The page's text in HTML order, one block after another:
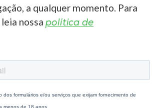
a qualquer momento. Para
nossa política de